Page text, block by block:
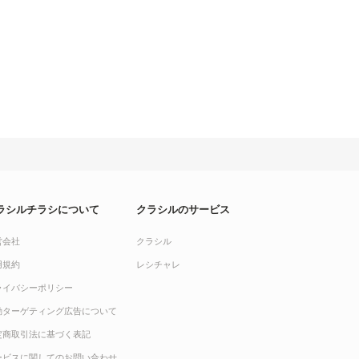
シルチラシについて
会社
規約
イバシーポリシー
ターゲティング広告について
商取引法に基づく表記
クラシルのサービス
クラシル
レシチャレ